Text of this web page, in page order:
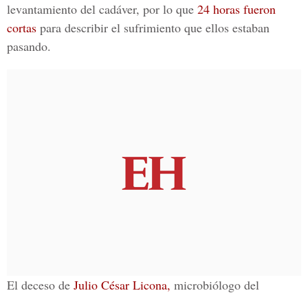
levantamiento del cadáver, por lo que 24 horas fueron
cortas para describir el sufrimiento que ellos estaban
pasando.
El deceso de Julio César Licona, microbiólogo del